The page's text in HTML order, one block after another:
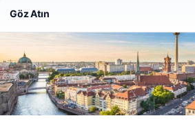
Enes Kaplan Avukatlık Bürosu
28/04/2026
Web sitemizi nasıl kullandığınızı daha
Göz Atın